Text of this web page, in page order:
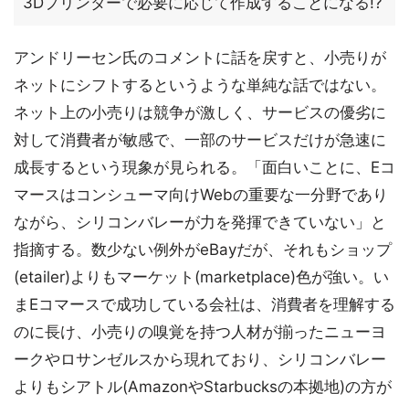
アンドリーセン氏のコメントに話を戻すと、小売りが
ネットにシフトするというような単純な話ではない。
ネット上の小売りは競争が激しく、サービスの優劣に
対して消費者が敏感で、一部のサービスだけが急速に
成長するという現象が見られる。「面白いことに、Eコ
マースはコンシューマ向けWebの重要な一分野であり
ながら、シリコンバレーが力を発揮できていない」と
指摘する。数少ない例外がeBayだが、それもショップ
(etailer)よりもマーケット(marketplace)色が強い。い
まEコマースで成功している会社は、消費者を理解する
のに長け、小売りの嗅覚を持つ人材が揃ったニューヨ
ークやロサンゼルスから現れており、シリコンバレー
よりもシアトル(AmazonやStarbucksの本拠地)の方が